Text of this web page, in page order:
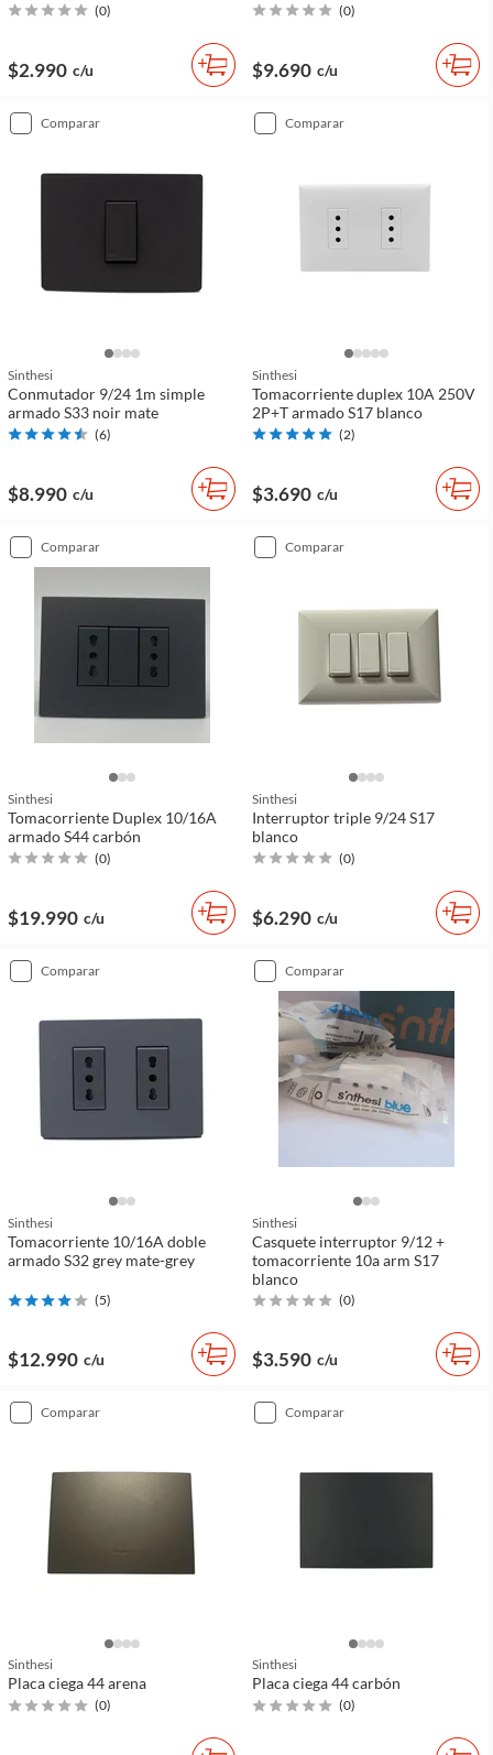
(0)
$2.990 c/u
(0)
$9.690 c/u
comparar
Sinthesi
Conmutador 9/24 1m simple
armado S33 noir mate
(6)
$8.990 c/u
comparar
Sinthesi
Tomacorriente duplex 10A 250V
2P+T armado S17 blanco
(2)
$3.690 c/u
comparar
Sinthesi
Tomacorriente Duplex 10/16A
armado S44 carbón
(0)
$19.990 c/u
comparar
Sinthesi
Interruptor triple 9/24 S17
blanco
(0)
$6.290 c/u
comparar
Sinthesi
Tomacorriente 10/16A doble
armado S32 grey mate-grey
(5)
$12.990 c/u
comparar
Sinthesi
Casquete interruptor 9/12 +
tomacorriente 10a arm S17
blanco
(0)
$3.590 c/u
comparar
Sinthesi
Placa ciega 44 arena
(0)
comparar
Sinthesi
Placa ciega 44 carbón
(0)